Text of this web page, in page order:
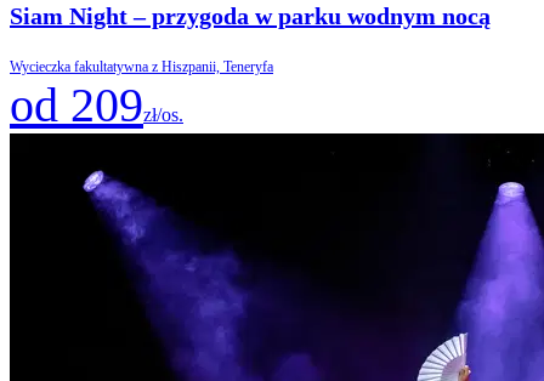
Siam Night – przygoda w parku wodnym nocą
Wycieczka fakultatywna z Hiszpanii, Teneryfa
od 209zł/os.